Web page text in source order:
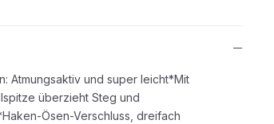
Atmungsaktiv und super leicht*Mit
überzieht Steg und
Ösen-Verschluss, dreifach